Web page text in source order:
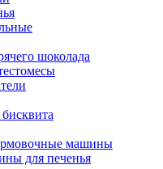
шоколада
машины
для печенья